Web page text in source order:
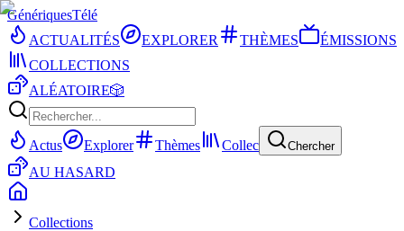
GénériquesTélé
ACTUALITÉS
EXPLORER THÈMES
ÉMISSIONS
COLLECTIONS
ALÉATOIRE🎲
Actus Explorer Thèmes Collec Chercher
AU HASARD
Collections